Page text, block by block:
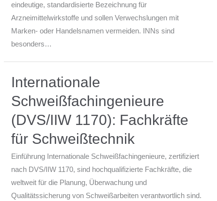
eindeutige, standardisierte Bezeichnung für
Arzneimittelwirkstoffe und sollen Verwechslungen mit
Marken- oder Handelsnamen vermeiden. INNs sind
besonders…
Internationale
Schweißfachingenieure
(DVS/IIW 1170): Fachkräfte
für Schweißtechnik
Einführung Internationale Schweißfachingenieure, zertifiziert
nach DVS/IIW 1170, sind hochqualifizierte Fachkräfte, die
weltweit für die Planung, Überwachung und
Qualitätssicherung von Schweißarbeiten verantwortlich sind.